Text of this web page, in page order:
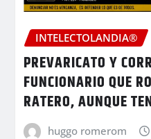
INTELECTOLANDIA®
PREVARICATO Y
FUNCIONARIO QUE
RATERO, AUNQUE
huggo romerom